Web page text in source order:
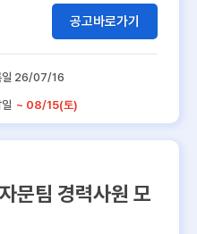
공고바로가기
일 26/07/16
~ 08/15(토)
문팀 경력사원 모